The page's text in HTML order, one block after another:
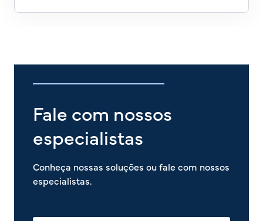
Fale com nossos
especialistas
Conheça nossas soluções ou fale com nossos
especialistas.